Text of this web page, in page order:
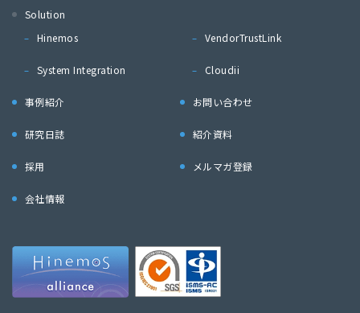
Solution
Hinemos
VendorTrustLink
System Integration Cloudii
事例紹介
研究日誌
採用
会社情報
お問い合わせ
紹介資料
メルマガ登録